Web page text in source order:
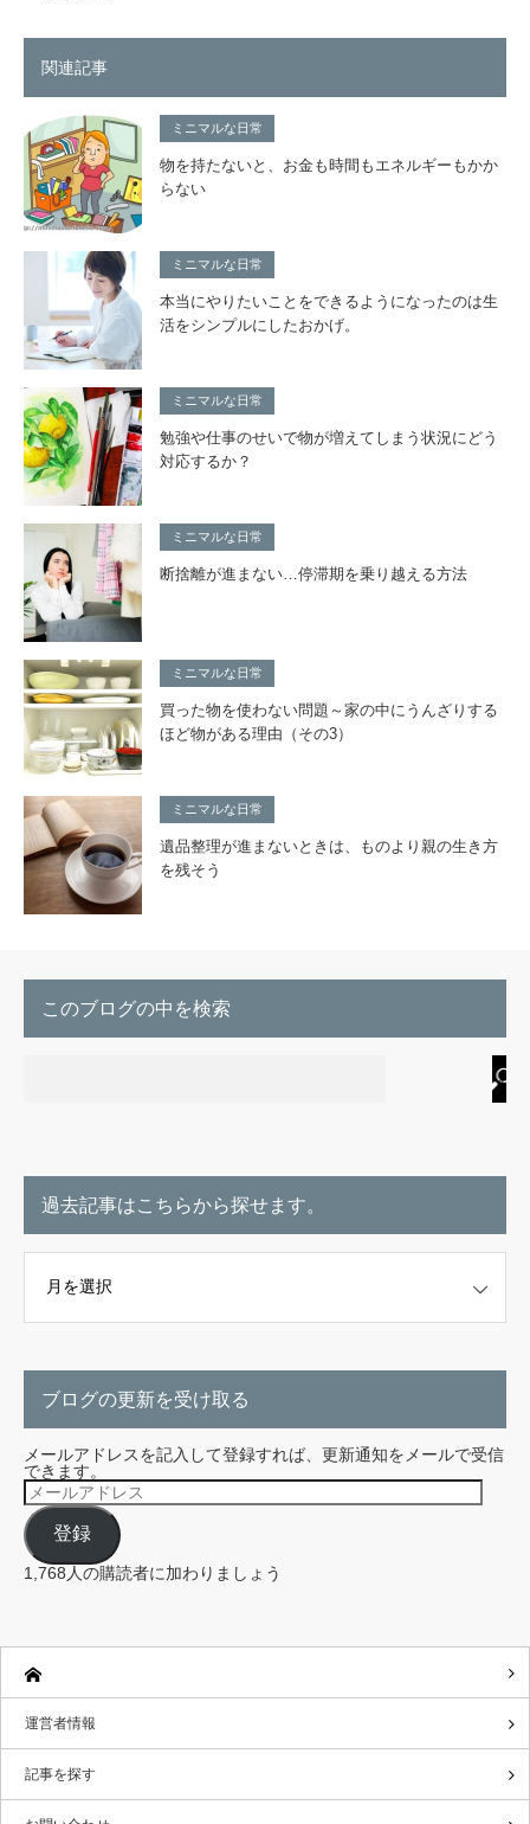
関連記事
ミニマルな日常
物を持たないと、お金も時間もエネルギーもかか
らない
ミニマルな日常
本当にやりたいことをできるようになったのは生
活をシンプルにしたおかげ。
ミニマルな日常
勉強や仕事のせいで物が増えてしまう状況にどう
対応するか？
ミニマルな日常
断捨離が進まない…停滞期を乗り越える方法
ミニマルな日常
買った物を使わない問題～家の中にうんざりする
ほど物がある理由（その3）
ミニマルな日常
遺品整理が進まないときは、ものより親の生き方
を残そう
このブログの中を検索
過去記事はこちらから探せます。
ブログの更新を受け取る
メールアドレスを記入して登録すれば、更新通知をメールで受信
できます。
メ
ー
ル
ア
ド
レ
ス
登録
1,768人の購読者に加わりましょう
運営者情報
記事を探す